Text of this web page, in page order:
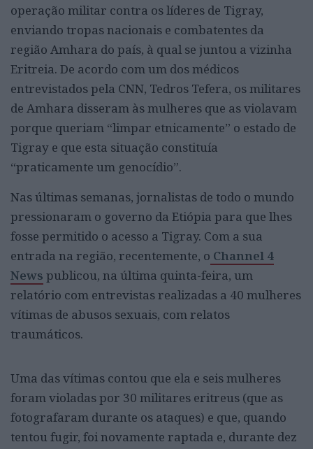
operação militar contra os líderes de Tigray,
enviando tropas nacionais e combatentes da
região Amhara do país, à qual se juntou a vizinha
Eritreia. De acordo com um dos médicos
entrevistados pela CNN, Tedros Tefera, os militares
de Amhara disseram às mulheres que as violavam
porque queriam “limpar etnicamente” o estado de
Tigray e que esta situação constituía
“praticamente um genocídio”.
Nas últimas semanas, jornalistas de todo o mundo
pressionaram o governo da Etiópia para que lhes
fosse permitido o acesso a Tigray. Com a sua
entrada na região, recentemente, o Channel 4
News publicou, na última quinta-feira, um
relatório com entrevistas realizadas a 40 mulheres
vítimas de abusos sexuais, com relatos
traumáticos.
Uma das vítimas contou que ela e seis mulheres
foram violadas por 30 militares eritreus (que as
fotografaram durante os ataques) e que, quando
tentou fugir, foi novamente raptada e, durante dez